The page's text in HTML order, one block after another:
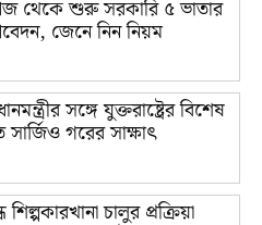
থেকে শুরু সরকারি ৫ ভাতার
জেনে নিন নিয়ম
সঙ্গে যুক্তরাষ্ট্রের বিশেষ
সার্জিও গরের সাক্ষাৎ
শিল্পকারখানা চালুর প্রক্রিয়া